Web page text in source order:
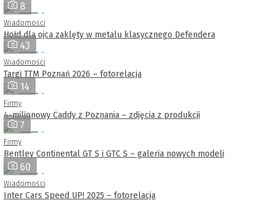
8
Wiadomości
Hołd dla ojca zaklęty w metalu klasycznego Defendera
43
Wiadomości
Targi TTM Poznań 2026 – fotorelacja
14
Firmy
4-milionowy Caddy z Poznania – zdjęcia z produkcji
7
Firmy
Bentley Continental GT S i GTC S – galeria nowych modeli
60
Wiadomości
Inter Cars Speed UP! 2025 – fotorelacja